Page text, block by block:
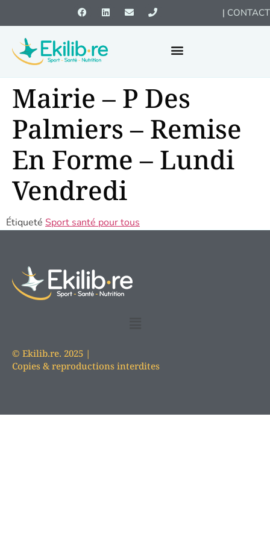
| CONTACT
Mairie – P Des
Palmiers – Remise
En Forme – Lundi
Vendredi
Étiqueté Sport santé pour tous
© Ekilib.re. 2025 |
Copies & reproductions interdites